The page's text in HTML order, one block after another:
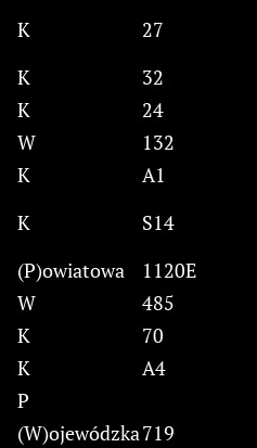
K
27
K
32
K
24
W
132
K
A1
K
S14
(P)owiatowa
1120E
W
485
K
70
K
A4
P
(W)ojewódzka719